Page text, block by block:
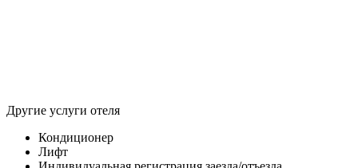
Другие услуги отеля
Кондиционер
Лифт